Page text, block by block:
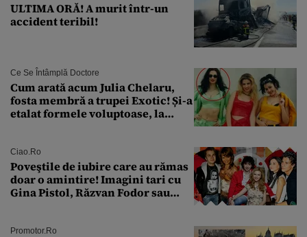
ULTIMA ORĂ! A murit într-un
accident teribil!
Ce Se Întâmplă Doctore
Cum arată acum Julia Chelaru,
fosta membră a trupei Exotic! Și-a
etalat formele voluptoase, la
Ciao.ro
Poveştile de iubire care au rămas
doar o amintire! Imagini tari cu
Gina Pistol, Răzvan Fodor sau
Promotor.ro